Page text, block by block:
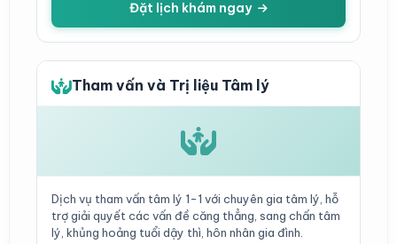
Đặt lịch khám ngay
Tham vấn và Trị liệu Tâm lý
Dịch vụ tham vấn tâm lý 1-1 với chuyên gia tâm lý, hỗ
trợ giải quyết các vấn đề căng thẳng, sang chấn tâm
lý, khủng hoảng tuổi dậy thì, hôn nhân gia đình.